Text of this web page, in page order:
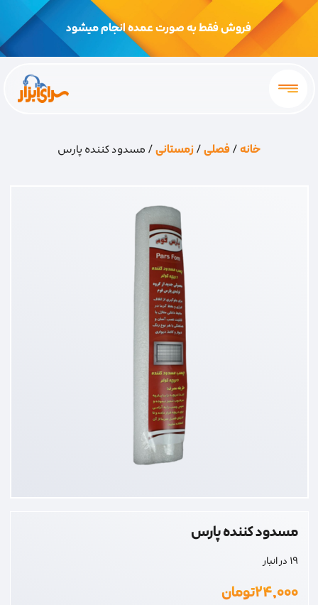
فروش فقط به صورت عمده انجام میشود
خانه/فصلی/زمستانی/ مسدود کننده پارس
مسدود کننده پارس
19 در انبار
۲۴,۰۰۰تومان